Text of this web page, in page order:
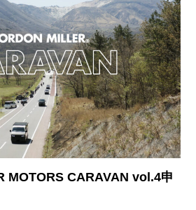
MOTORS CARAVAN vol.4申